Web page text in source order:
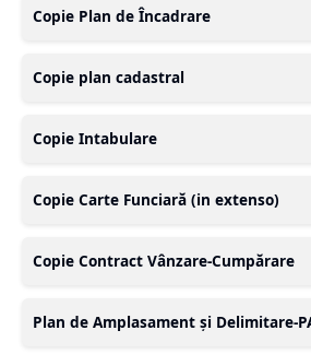
Copie Plan de Încadrare
Copie plan cadastral
Copie Intabulare
Copie Carte Funciară (in extenso)
Copie Contract Vânzare-Cumpărare
Plan de Amplasament și Delimitare-